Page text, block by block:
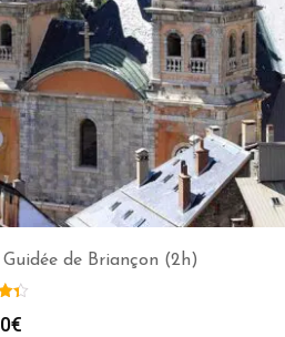
de Briançon (2h)
€